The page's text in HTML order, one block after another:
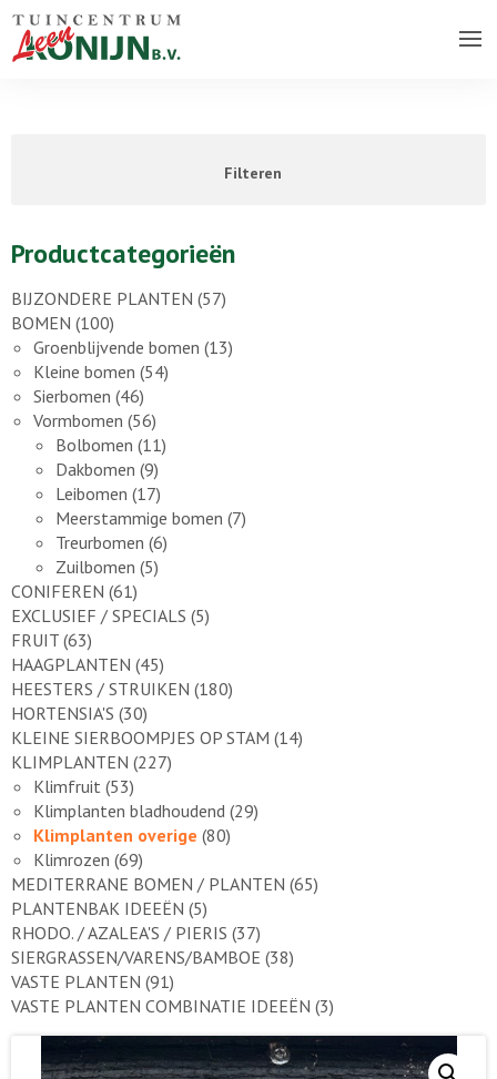
Filteren
Productcategorieën
BIJZONDERE PLANTEN (57)
BOMEN (100)
Groenblijvende bomen (13)
Kleine bomen (54)
Sierbomen (46)
Vormbomen (56)
Bolbomen (11)
Dakbomen (9)
Leibomen (17)
Meerstammige bomen (7)
Treurbomen (6)
Zuilbomen (5)
CONIFEREN (61)
EXCLUSIEF / SPECIALS (5)
FRUIT (63)
HAAGPLANTEN (45)
HEESTERS / STRUIKEN (180)
HORTENSIA'S (30)
KLEINE SIERBOOMPJES OP STAM (14)
KLIMPLANTEN (227)
Klimfruit (53)
Klimplanten bladhoudend (29)
Klimplanten overige (80)
Klimrozen (69)
MEDITERRANE BOMEN / PLANTEN (65)
PLANTENBAK IDEEËN (5)
RHODO. / AZALEA'S / PIERIS (37)
SIERGRASSEN/VARENS/BAMBOE (38)
VASTE PLANTEN (91)
VASTE PLANTEN COMBINATIE IDEEËN (3)